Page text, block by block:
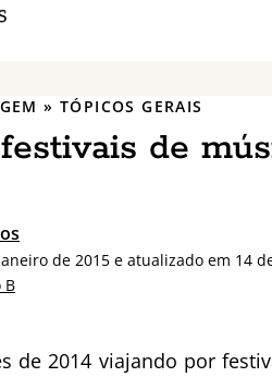
»TÓPICOS GERAIS
de
de 2015 e atualizado em 14
B
de 2014 viajando por